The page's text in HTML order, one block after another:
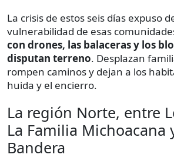
La crisis de estos seis días expuso
vulnerabilidad de esas
con drones, las balaceras y los
disputan terreno. Desplazan
rompen caminos y dejan a los
huida y el encierro.
La región Norte, entre
La Familia Michoacana
Bandera